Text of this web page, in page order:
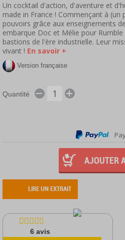
Un cocktail d'action, d'aventure et
made in France ! Commençant à (un
pouvoirs grâce aux enseignements
embarque Doc et Mélie pour
bastions de l'ère industrielle. Leur
vivant ! En savoir +
Version française
Quantité
AJOUTER
LIRE UN EXTRAIT
6avis